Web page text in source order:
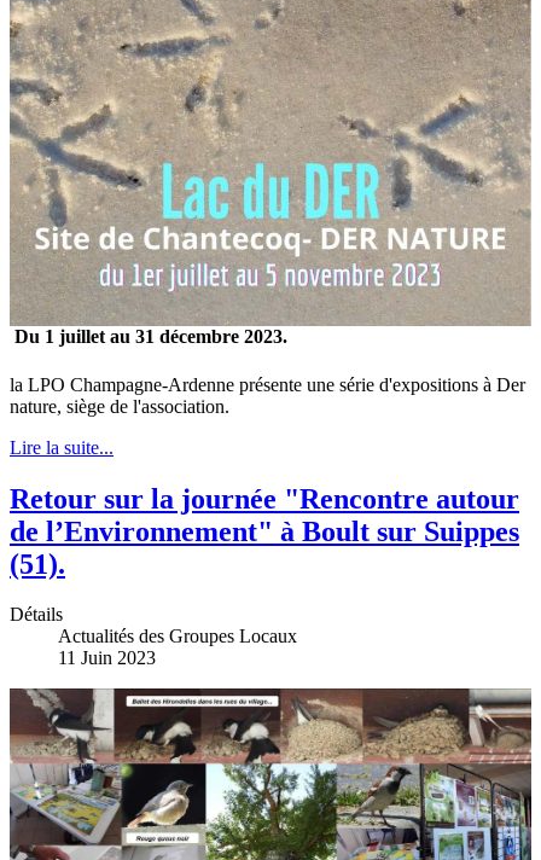
Du 1 juillet au 31 décembre 2023.
la LPO Champagne-Ardenne présente une série d'expositions à Der
nature, siège de l'association.
Lire la suite...
Retour sur la journée "Rencontre autour
de l’Environnement" à Boult sur Suippes
(51).
Détails
Actualités des Groupes Locaux
11 Juin 2023